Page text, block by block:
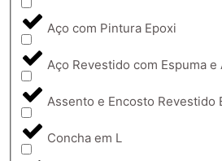
Aço com Pintura Epoxi
Aço Revestido com Espuma e
Assento e Encosto Revestido
Concha em L